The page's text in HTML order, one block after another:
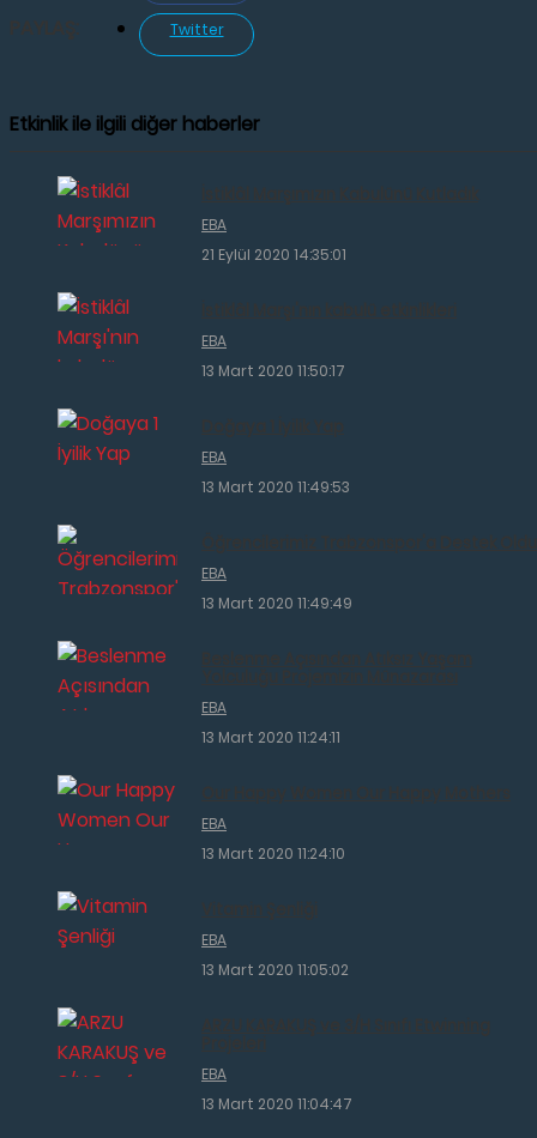
Twitter
Etkinlik ile ilgili diğer haberler
EBA
21 Eylül 2020 14:35:01
EBA
13 Mart 2020 11:50:17
EBA
13 Mart 2020 11:49:53
EBA
13 Mart 2020 11:49:49
EBA
13 Mart 2020 11:24:11
EBA
13 Mart 2020 11:24:10
EBA
13 Mart 2020 11:05:02
EBA
13 Mart 2020 11:04:47